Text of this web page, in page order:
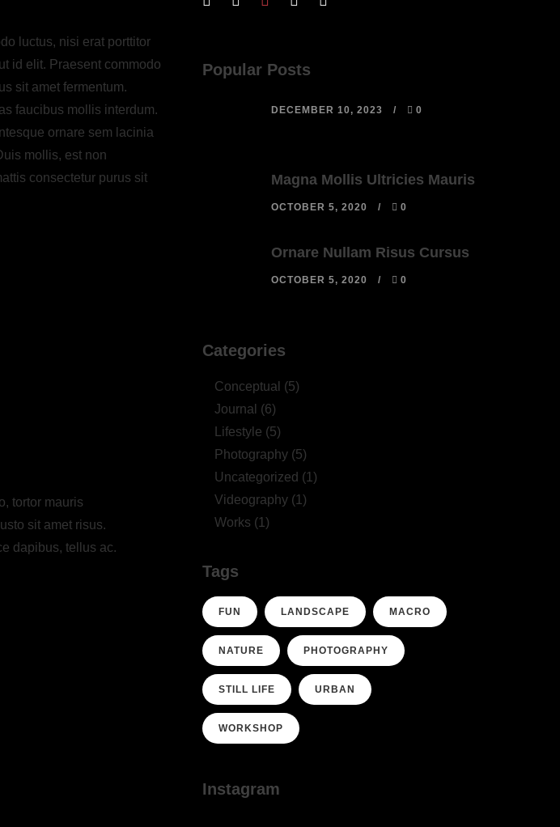
luctus, nisi erat porttitor
id elit. Praesent commodo
sit amet fermentum.
faucibus mollis interdum.
ornare sem lacinia
mollis, est non
consectetur purus sit
tortor mauris
sit amet risus.
dapibus, tellus ac.
Popular Posts
DECEMBER 10, 2023 0
Magna Mollis Ultricies Mauris
OCTOBER 5, 2020 0
Ornare Nullam Risus Cursus
OCTOBER 5, 2020 0
Categories
Conceptual (5)
Journal (6)
Lifestyle (5)
Photography (5)
Uncategorized (1)
Videography (1)
Works (1)
Tags
FUN LANDSCAPE MACRO
NATURE PHOTOGRAPHY
STILL LIFE URBAN
WORKSHOP
Instagram